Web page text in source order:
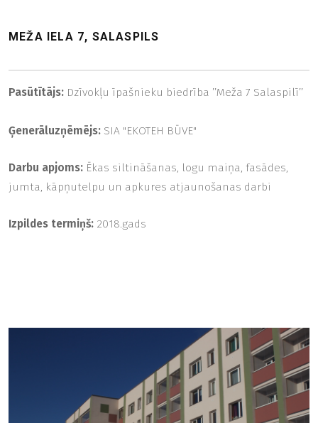
MEŽA IELA 7, SALASPILS
Pasūtītājs: Dzīvokļu īpašnieku biedrība ’’Meža 7 Salaspilī’’
Ģenerāluzņēmējs: SIA "EKOTEH BŪVE"
Darbu apjoms: Ēkas siltināšanas, logu maiņa, fasādes,
jumta, kāpņutelpu un apkures atjaunošanas darbi
Izpildes termiņš: 2018.gads